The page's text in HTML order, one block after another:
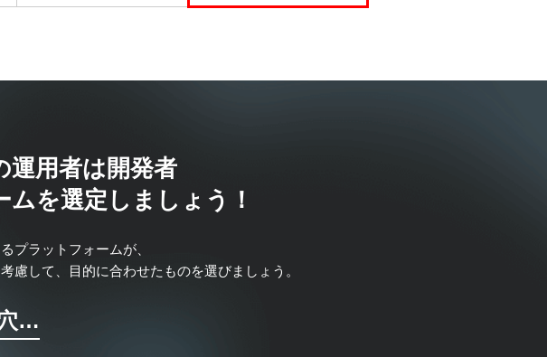
運用者は開発者
を選定しましょう！
プラットフォームが、
慮して、目的に合わせたものを選びましょう。
…